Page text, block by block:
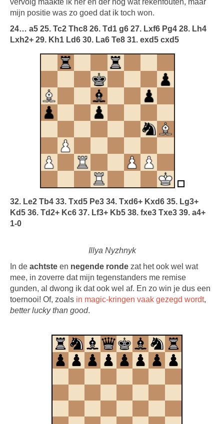
mijn positie was zo goed dat ik toch won.
24… a5 25. Tc2 Thc8 26. Td1 g6 27. Lxf6 Pg4 28. Lh4
Lxh2+ 29. Kh1 Ld6 30. La6 Te8 31. exd5 cxd5
32. Le2 Tb4 33. Txd5 Pe3 34. Txd6+ Kxd6 35. Lg3+
Kd5 36. Td2+ Kc6 37. Lf3+ Kb5 38. fxe3 Txe3 39. a4+
1-0
Illya Nyzhnyk
In de achtste en negende ronde zat het ook wel wat
mee, in zoverre dat mijn tegenstanders me remise
gunden, al dwong ik dat ook wel af. En zo win je dus een
toernooi! Of, zoals in magic-kringen vaak gezegd wordt,
better lucky than good.